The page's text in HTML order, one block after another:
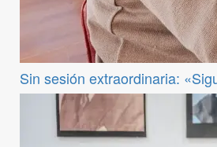
Sin sesión extraordinaria: